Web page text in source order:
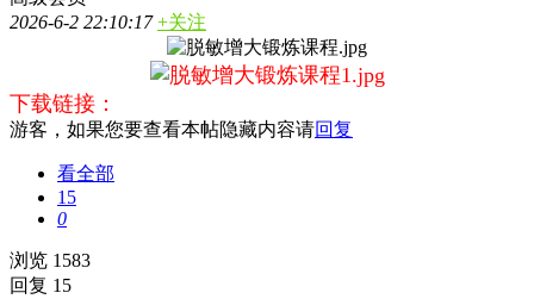
2026-6-2 22:10:17 +关注
下载链接：
游客，如果您要查看本帖隐藏内容请回复
看全部
15
0
浏览 1583
回复 15